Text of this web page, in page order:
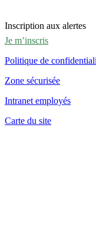
Inscription aux alertes
Je m’inscris
Politique de
Zone sécurisée
Intranet employés
Carte du site